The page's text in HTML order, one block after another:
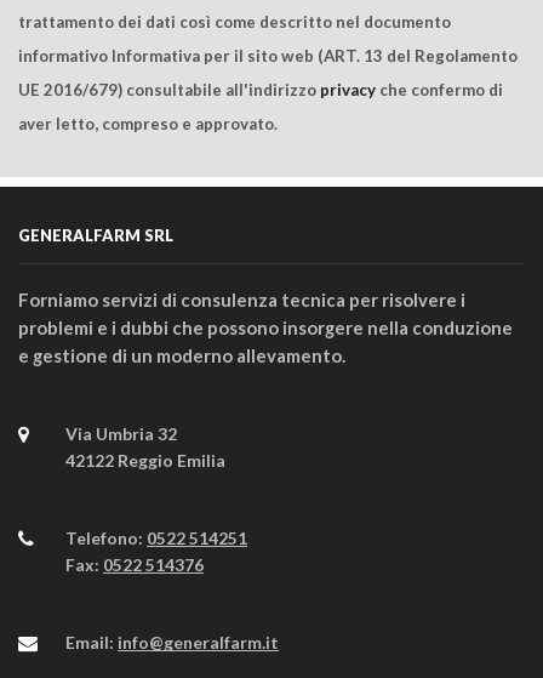
trattamento dei dati così come descritto nel documento
informativo Informativa per il sito web (ART. 13 del Regolamento
UE 2016/679) consultabile all'indirizzo privacy che confermo di
aver letto, compreso e approvato.
GENERALFARM SRL
Forniamo servizi di consulenza tecnica per risolvere i
problemi e i dubbi che possono insorgere nella conduzione
e gestione di un moderno allevamento.
Via Umbria 32
42122 Reggio Emilia
Telefono: 0522 514251
Fax: 0522 514376
Email: info@generalfarm.it